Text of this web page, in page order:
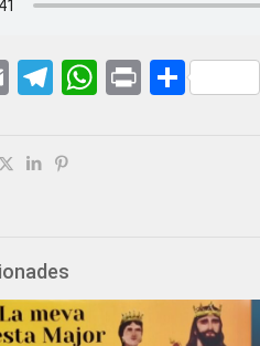
EmailTelegram
WhatsApp
PrintShare